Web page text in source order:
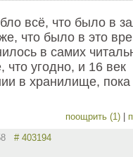
всё, что было в
что было в это
в самих
что угодно, и 16 век
в хранилище, пока
поощрить (1) |
# 403194